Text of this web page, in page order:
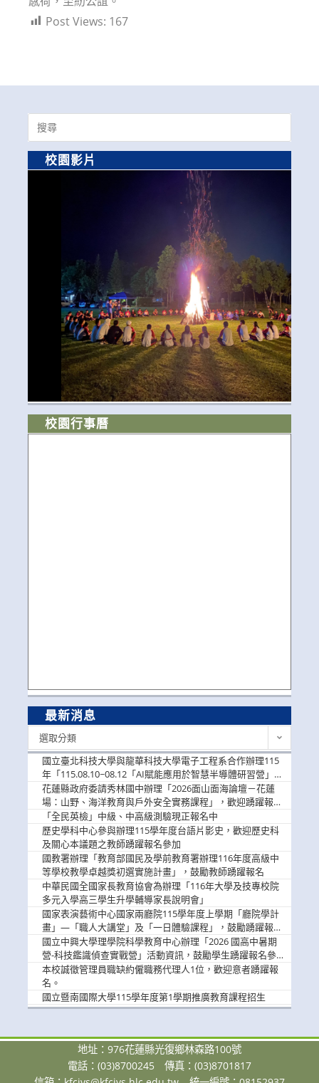
Post Views: 167
Search
for:
校園影片
校園行事曆
最新消息
選取分類
國立臺北科技大學與龍華科技大學電子工程系合作辦理115
年「115.08.10~08.12「AI賦能應用於智慧半導體研習營」，
歡迎學生踴躍報名參加
花蓮縣政府委請秀林國中辦理「2026面山面海論壇－花蓮
場：山野、海洋教育與戶外安全實務課程」，歡迎踴躍報名
參加
「全民英檢」中級、中高級測驗現正報名中
歷史學科中心參與辦理115學年度台語片影史，歡迎歷史科
及關心本議題之教師踴躍報名參加
國教署辦理「教育部國民及學前教育署辦理116年度高級中
等學校教學卓越獎初選實施計畫」，鼓勵教師踴躍報名
中華民國全國家長教育協會為辦理「116年大學及技專校院
多元入學高三學生升學輔導家長說明會」
國家表演藝術中心國家兩廳院115學年度上學期「廳院學計
畫」—「職人大講堂」及「一日體驗課程」，鼓勵踴躍報名
參與。
國立中興大學理學院科學教育中心辦理「2026 國高中暑期
營-科技鑑識偵查實戰營」活動資訊，鼓勵學生踴躍報名參
加。
本校誠徵管理員職缺約僱職務代理人1位，歡迎意者踴躍報
名。
國立暨南國際大學115學年度第1學期推廣教育課程招生
地址：976花蓮縣光復鄉林森路100號
電話：(03)8700245
傳真：(03)8701817